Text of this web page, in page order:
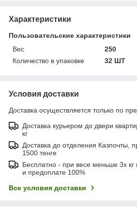
Характеристики
Пользовательские характеристики
Вес
250
Количество в упаковке
32 ШТ
Условия доставки
Доставка осуществляется только по
Доставка курьером до двери
кг
Доставка до отделения Казпочты,
1500 тенге
Бесплатно - при весе меньше 3х кг
и предоплате 100%
Все условия доставки